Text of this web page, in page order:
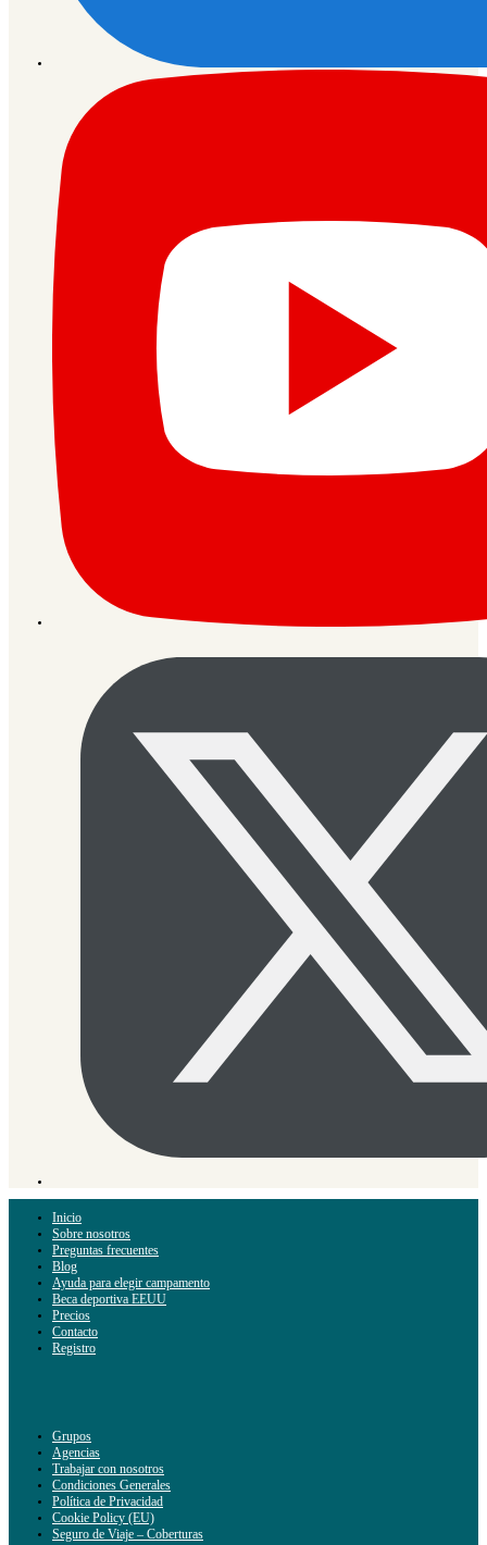
Inicio
Sobre nosotros
Preguntas frecuentes
Blog
Ayuda para elegir campamento
Beca deportiva EEUU
Precios
Contacto
Registro
Grupos
Agencias
Trabajar con nosotros
Condiciones Generales
Política de Privacidad
Cookie Policy (EU)
Seguro de Viaje – Coberturas